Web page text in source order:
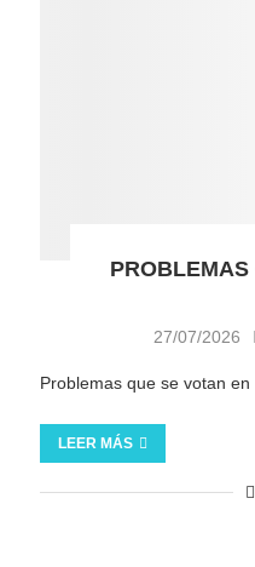
27/07/2026
Problemas que se votan
LEER MÁS